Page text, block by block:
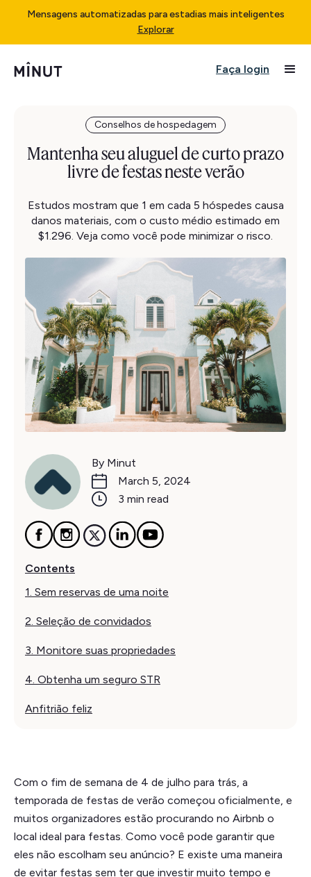
Mensagens automatizadas para estadias mais inteligentes
Explorar
Faça login
Conselhos de hospedagem
Mantenha seu aluguel de curto prazo
livre de festas neste verão
Estudos mostram que 1 em cada 5 hóspedes causa
danos materiais, com o custo médio estimado em
$1.296. Veja como você pode minimizar o risco.
By Minut
March 5, 2024
3 min read
Contents
1. Sem reservas de uma noite
2. Seleção de convidados
3. Monitore suas propriedades
4. Obtenha um seguro STR
Anfitrião feliz
Com o fim de semana de 4 de julho para trás, a
temporada de festas de verão começou oficialmente, e
muitos organizadores estão procurando no Airbnb o
local ideal para festas. Como você pode garantir que
eles não escolham seu anúncio? E existe uma maneira
de evitar festas sem ter que investir muito tempo e